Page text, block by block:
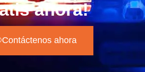
ahora!
Contáctenos ahora